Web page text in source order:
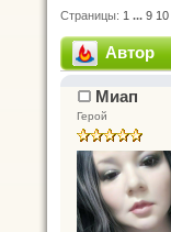
Страницы: 1 ... 9 10
Автор
Миап
Герой